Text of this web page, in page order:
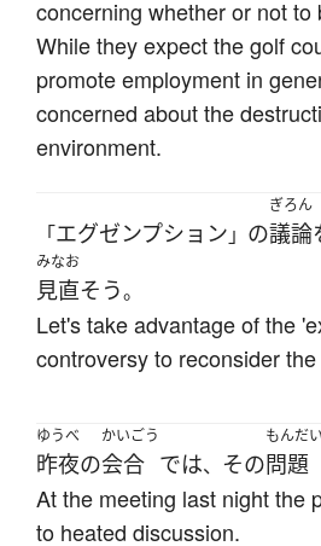
concerning whether or not to
While they expect the golf
promote employment in
concerned about the
environment.
「エグゼンプション 」 の
ぎろん
議論
みなお
見直そう。
Let's take advantage of the
controversy to reconsider
ゆうべ
昨夜の
かいごう
会合 では、 その
もんだい
問題
At the meeting last night the
to heated discussion.